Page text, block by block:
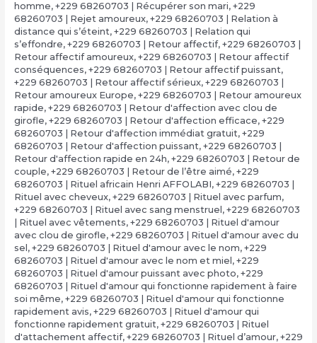
homme, +229 68260703 | Récupérer son mari, +229
68260703 | Rejet amoureux, +229 68260703 | Relation à
distance qui s’éteint, +229 68260703 | Relation qui
s’effondre, +229 68260703 | Retour affectif, +229 68260703 |
Retour affectif amoureux, +229 68260703 | Retour affectif
conséquences, +229 68260703 | Retour affectif puissant,
+229 68260703 | Retour affectif sérieux, +229 68260703 |
Retour amoureux Europe, +229 68260703 | Retour amoureux
rapide, +229 68260703 | Retour d'affection avec clou de
girofle, +229 68260703 | Retour d'affection efficace, +229
68260703 | Retour d'affection immédiat gratuit, +229
68260703 | Retour d'affection puissant, +229 68260703 |
Retour d'affection rapide en 24h, +229 68260703 | Retour de
couple, +229 68260703 | Retour de l’être aimé, +229
68260703 | Rituel africain Henri AFFOLABI, +229 68260703 |
Rituel avec cheveux, +229 68260703 | Rituel avec parfum,
+229 68260703 | Rituel avec sang menstruel , +229 68260703
| Rituel avec vêtements, +229 68260703 | Rituel d'amour
avec clou de girofle, +229 68260703 | Rituel d'amour avec du
sel , +229 68260703 | Rituel d'amour avec le nom, +229
68260703 | Rituel d'amour avec le nom et miel , +229
68260703 | Rituel d'amour puissant avec photo, +229
68260703 | Rituel d'amour qui fonctionne rapidement à faire
soi même, +229 68260703 | Rituel d'amour qui fonctionne
rapidement avis, +229 68260703 | Rituel d'amour qui
fonctionne rapidement gratuit, +229 68260703 | Rituel
d'attachement affectif, +229 68260703 | Rituel d’amour, +229